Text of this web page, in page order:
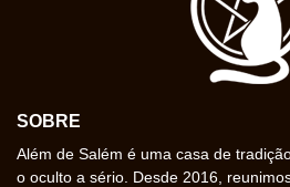
SOBRE
Além de Salém é uma casa de
o oculto a sério. Desde 2016,